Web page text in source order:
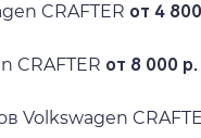
CRAFTER от 4
CRAFTER от 8 000 р.
Volkswagen